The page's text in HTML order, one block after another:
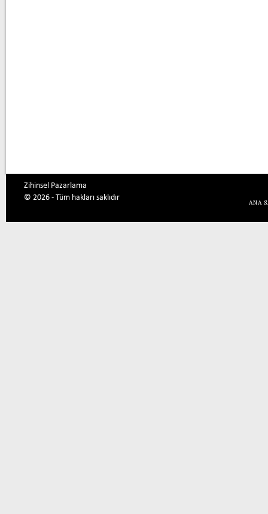
Zihinsel Pazarlama
© 2026 - Tüm hakları saklıdır
ANA